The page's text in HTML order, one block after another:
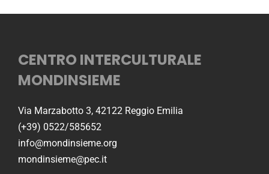
CENTRO INTERCULTURALE
MONDINSIEME
Via Marzabotto 3, 42122 Reggio Emilia
(+39) 0522/585652
info@mondinsieme.org
mondinsieme@pec.it